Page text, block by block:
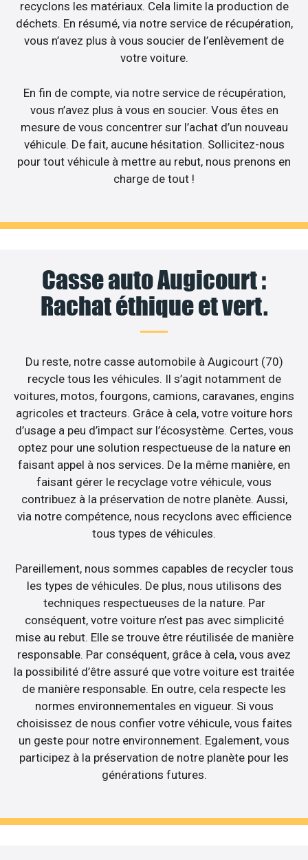
recyclons les matériaux. Cela limite la production de
déchets. En résumé, via notre service de récupération,
vous n’avez plus à vous soucier de l’enlèvement de
votre voiture.
En fin de compte, via notre service de récupération,
vous n’avez plus à vous en soucier. Vous êtes en
mesure de vous concentrer sur l’achat d’un nouveau
véhicule. De fait, aucune hésitation. Sollicitez-nous
pour tout véhicule à mettre au rebut, nous prenons en
charge de tout !
Casse auto Augicourt :
Rachat éthique et vert.
Du reste, notre casse automobile à Augicourt (70)
recycle tous les véhicules. Il s’agit notamment de
voitures, motos, fourgons, camions, caravanes, engins
agricoles et tracteurs. Grâce à cela, votre voiture hors
d’usage a peu d’impact sur l’écosystème. Certes, vous
optez pour une solution respectueuse de la nature en
faisant appel à nos services. De la même manière, en
faisant gérer le recyclage votre véhicule, vous
contribuez à la préservation de notre planète. Aussi,
via notre compétence, nous recyclons avec efficience
tous types de véhicules.
Pareillement, nous sommes capables de recycler tous
les types de véhicules. De plus, nous utilisons des
techniques respectueuses de la nature. Par
conséquent, votre voiture n’est pas avec simplicité
mise au rebut. Elle se trouve être réutilisée de manière
responsable. Par conséquent, grâce à cela, vous avez
la possibilité d’être assuré que votre voiture est traitée
de manière responsable. En outre, cela respecte les
normes environnementales en vigueur. Si vous
choisissez de nous confier votre véhicule, vous faites
un geste pour notre environnement. Egalement, vous
participez à la préservation de notre planète pour les
générations futures.